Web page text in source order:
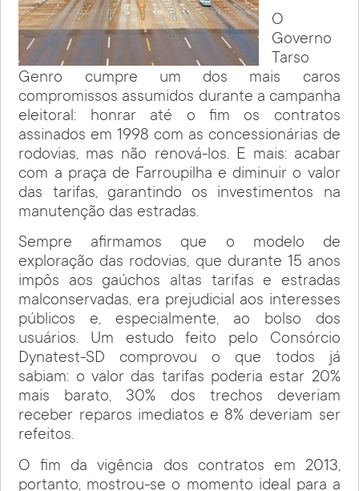
O
Governo
Tarso
Genro cumpre um dos mais caros
compromissos assumidos durante a campanha
eleitoral: honrar até o fim os contratos
assinados em 1998 com as concessionárias de
rodovias, mas não renová-los. E mais: acabar
com a praça de Farroupilha e diminuir o valor
das tarifas, garantindo os investimentos na
manutenção das estradas.
Sempre afirmamos que o modelo de
exploração das rodovias, que durante 15 anos
impôs aos gaúchos altas tarifas e estradas
malconservadas, era prejudicial aos interesses
públicos e, especialmente, ao bolso dos
usuários. Um estudo feito pelo Consórcio
Dynatest-SD comprovou o que todos já
sabiam: o valor das tarifas poderia estar 20%
mais barato, 30% dos trechos deveriam
receber reparos imediatos e 8% deveriam ser
refeitos.
O fim da vigência dos contratos em 2013,
portanto, mostrou-se o momento ideal para a